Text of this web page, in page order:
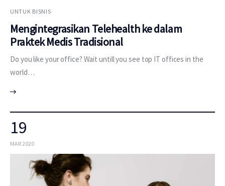
UNTUK BISNIS
Mengintegrasikan Telehealth ke dalam
Praktek Medis Tradisional
Do you like your office? Wait untill you see top IT offices in the
world…
19
MAR 2020